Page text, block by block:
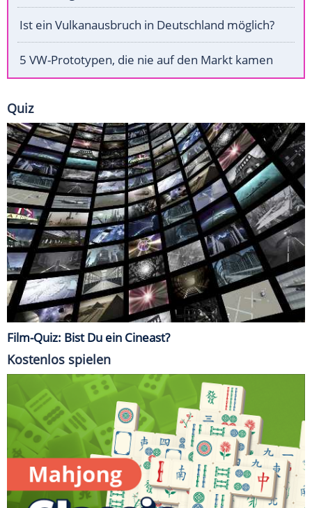
Ist ein Vulkanausbruch in Deutschland möglich?
5 VW-Prototypen, die nie auf den Markt kamen
Quiz
Film-Quiz: Bist Du ein Cineast?
Kostenlos spielen